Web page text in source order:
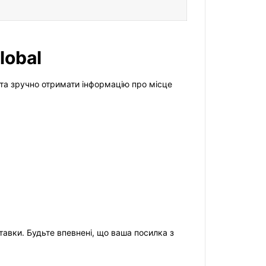
зручно отримати інформацію про місце
Будьте впевнені, що ваша посилка з